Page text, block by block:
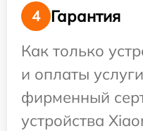
4
Гарантия
Как только
и оплаты
фирменный
устройства